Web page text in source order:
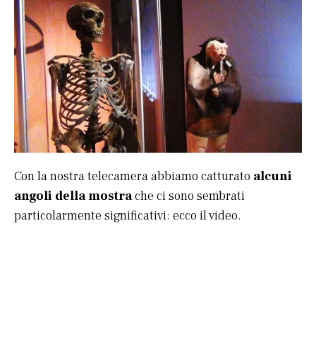
Con la nostra telecamera abbiamo catturato alcuni
angoli della mostrache ci sono sembrati
particolarmente significativi: ecco il video.